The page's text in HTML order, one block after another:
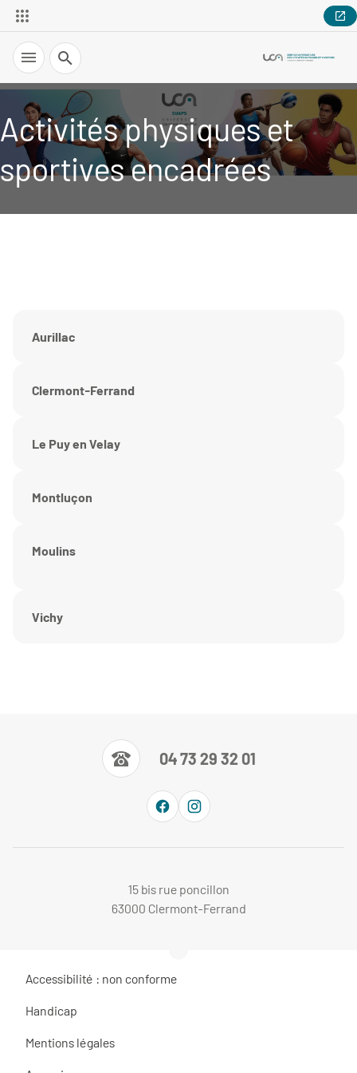
Recherche
Activités physiques et
sportives encadrées
Aurillac
Clermont-Ferrand
Le Puy en Velay
Montluçon
Moulins
Vichy
04 73 29 32 01
15 bis rue poncillon
63000 Clermont-Ferrand
Accessibilité : non conforme
Handicap
Mentions légales